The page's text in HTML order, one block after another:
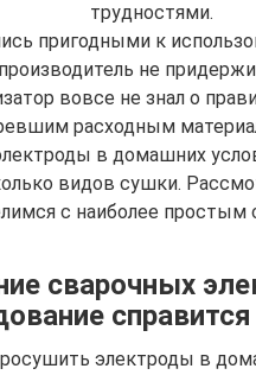
трудностями.
пригодными к
не
вовсе не знал о
расходным
в домашних
видов сушки.
с наиболее
сварочных
электроды в